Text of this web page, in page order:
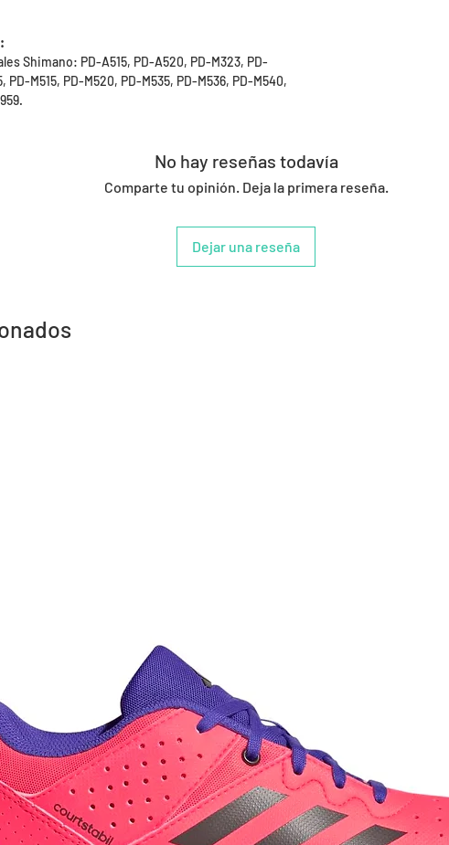
Shimano: PD-A515, PD-A520, PD-M323, PD-
PD-M515, PD-M520, PD-M535, PD-M536, PD-M540,
No hay reseñas todavía
Comparte tu opinión. Deja la primera reseña.
Dejar una reseña